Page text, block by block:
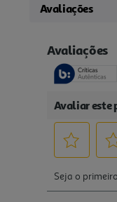
Avaliações